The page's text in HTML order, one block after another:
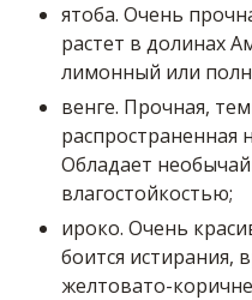
ятоба. Очень
растет в долинах
лимонный или
венге. Прочная,
распространенная
Обладает
влагостойкостью;
ироко. Очень
боится истирания,
желтовато-